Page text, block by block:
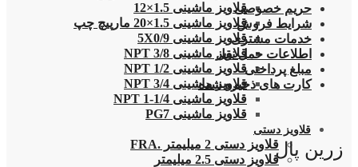
قلاویز ماشینی 1.5×12
قلاویز ماشینی 1.5×20 مارپیچ چپ
قلاویز ماشینی 5X0/9
قلاویز ماشینی 3/8 NPT
قلاویز ماشینی 1/2 NPT
قلاویز ماشینی 3/4 NPT
قلاویز ماشینی 1/4-1 NPT
قلاویز ماشینی PG7
قلاویز دستی
قلاویز دستی 2 میلیمتر .FRA
قلاویز دستی 2.5 میلیمتر
حریم خصوصی
شرایط فروش
خدمات مشتری
اطلاعات حمل نقل
مبلغ پرداختی
کارت های ذخیره شده
زرین پال